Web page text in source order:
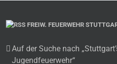
FREIW. FEUERWEHR
Auf der Suche nach
Jugendfeuerwehr“